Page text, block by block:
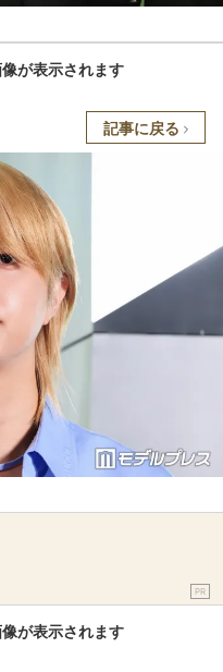
が表示されます
記事に戻る
PR
が表示されます